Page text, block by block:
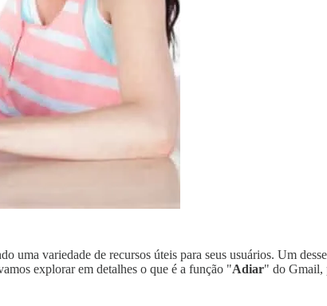
uma variedade de recursos úteis para seus usuários. Um
explorar em detalhes o que é a função "Adiar" do Gmail,